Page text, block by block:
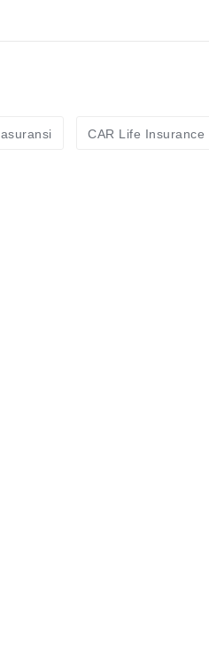
asuransi CAR Life Insurance